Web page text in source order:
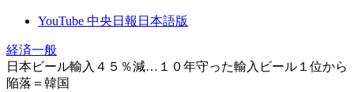
YouTube 中央日報日本語版
経済一般
日本ビール輸入４５％減…１０年守った輸入ビール１位から
陥落＝韓国